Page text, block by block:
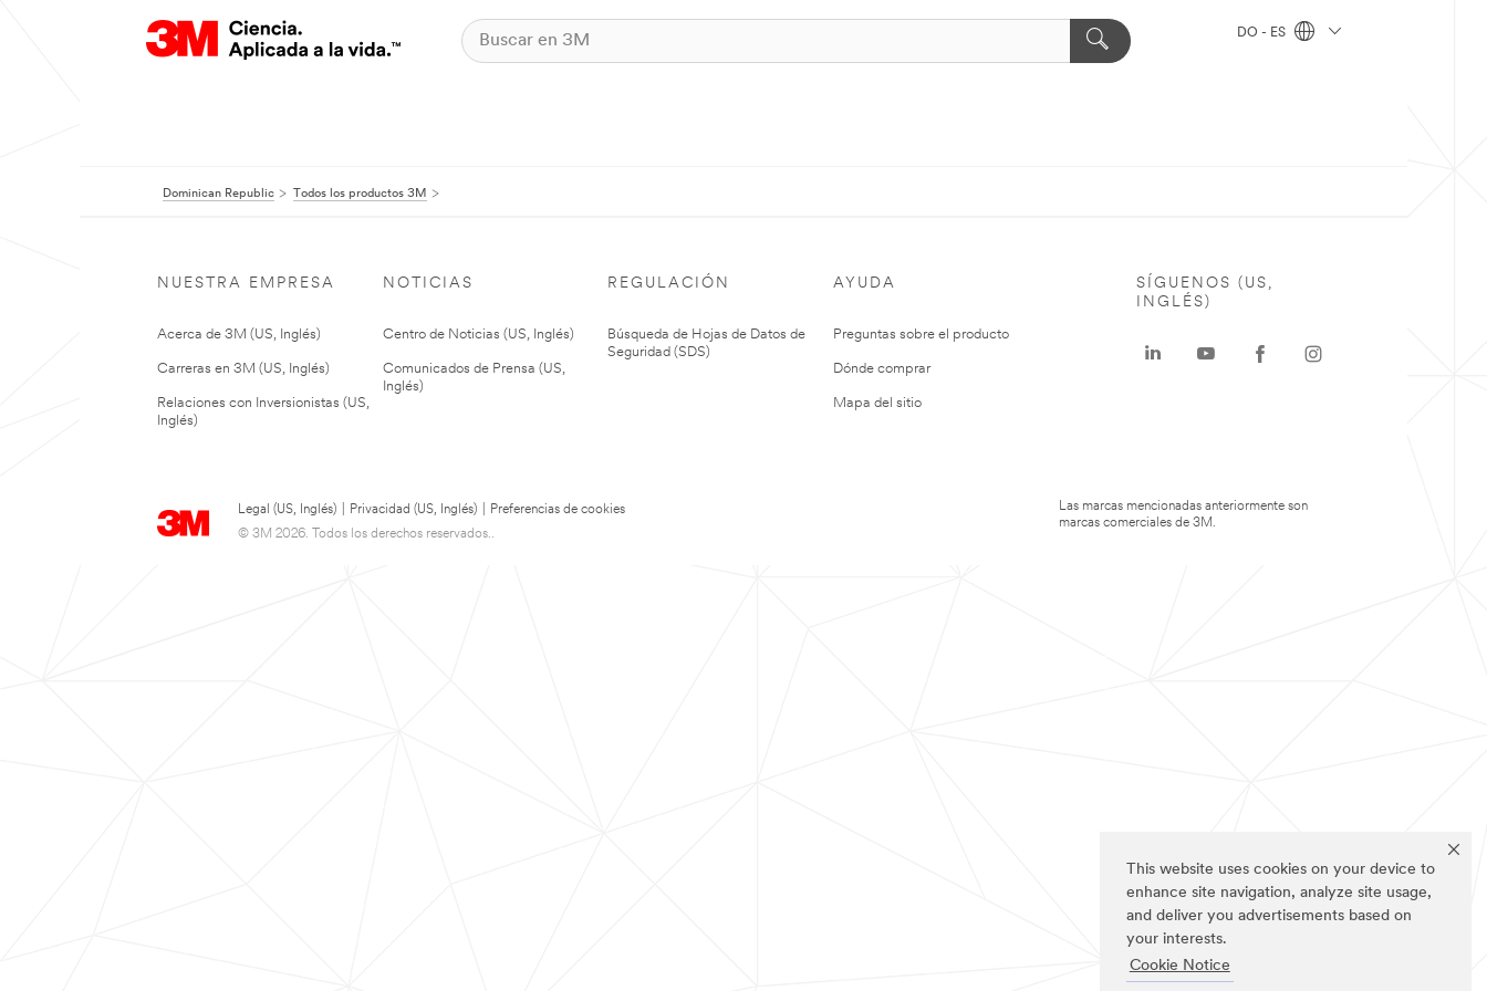
This website uses cookies on your device to
enhance site navigation, analyze site usage,
and deliver you advertisements based on
your interests.
Cookie Notice
DO - ES
Dominican Republic Todos los productos 3M
NUESTRA EMPRESA
Acerca de 3M (US, Inglés)
Carreras en 3M (US, Inglés)
Relaciones con Inversionistas (US,
Inglés)
NOTICIAS
Centro de Noticias (US, Inglés)
Comunicados de Prensa (US,
Inglés)
REGULACIÓN
Búsqueda de Hojas de Datos de
Seguridad (SDS)
AYUDA
Preguntas sobre el producto
Dónde comprar
Mapa del sitio
Legal (US, Inglés) Privacidad (US, Inglés)
Preferencias de cookies
© 3M 2026. Todos los derechos reservados..
SÍGUENOS (US,
INGLÉS)
Las marcas mencionadas anteriormente son
marcas comerciales de 3M.